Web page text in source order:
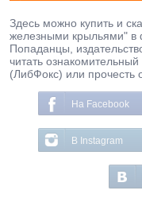
Здесь можно купить и
железными крыльями"
Попаданцы,
читать
(ЛибФокс) или прочесть
На Facebook
В Instagram